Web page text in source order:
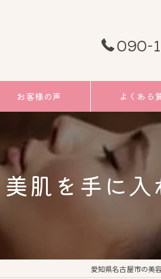
090-
お客様の声 よくある
肌を手に
愛知県名古屋市の美